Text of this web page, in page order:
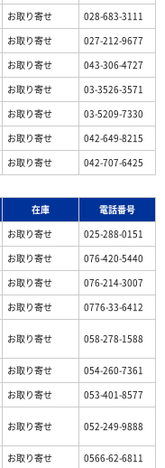
お取り寄せ
028-683-3111
お取り寄せ
027-212-9677
お取り寄せ
043-306-4727
お取り寄せ
03-3526-3571
お取り寄せ
03-5209-7330
お取り寄せ
042-649-8215
お取り寄せ 042-707-6425
在庫
電話番号
お取り寄せ
025-288-0151
お取り寄せ
076-420-5440
お取り寄せ
076-214-3007
お取り寄せ 0776-33-6412
お取り寄せ 058-278-1588
お取り寄せ
054-260-7361
お取り寄せ 053-401-8577
お取り寄せ 052-249-9888
お取り寄せ
0566-62-6811